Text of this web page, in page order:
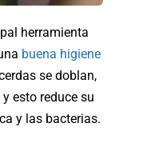
herramienta
buena higiene
se doblan,
esto reduce su
y las bacterias.